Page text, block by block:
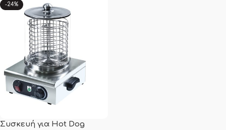
-24%
Συσκευή για Hot Dog